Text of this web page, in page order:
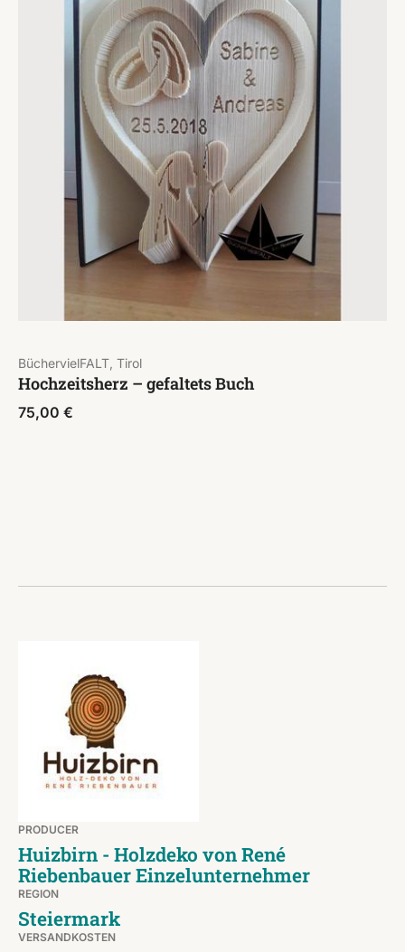
BüchervielFALT, Tirol
Hochzeitsherz – gefaltets Buch
75,00 €
PRODUCER
Huizbirn - Holzdeko von René
Riebenbauer Einzelunternehmer
REGION
Steiermark
VERSANDKOSTEN